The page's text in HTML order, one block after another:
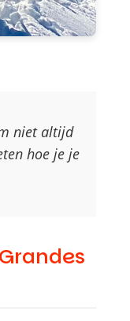
niet altijd
hoe je je